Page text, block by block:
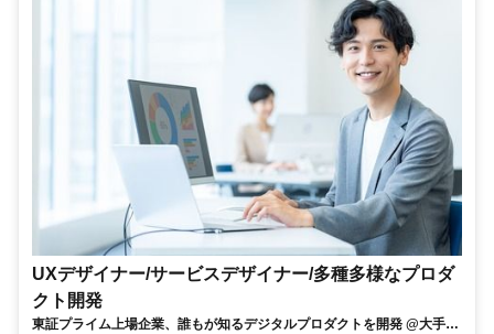
UXデザイナー/サービスデザイナー/多種多様なプロダ
クト開発
東証プライム上場企業、誰もが知るデジタルプロダクトを開発 @大手町